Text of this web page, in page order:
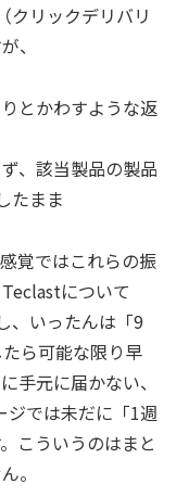
クリックデリバリ
、
とかわすような返
、該当製品の製品
たまま
覚ではこれらの振
について
、いったんは「9
ら可能な限り早
手元に届かない、
ジでは未だに「1週
こういうのはまと
。